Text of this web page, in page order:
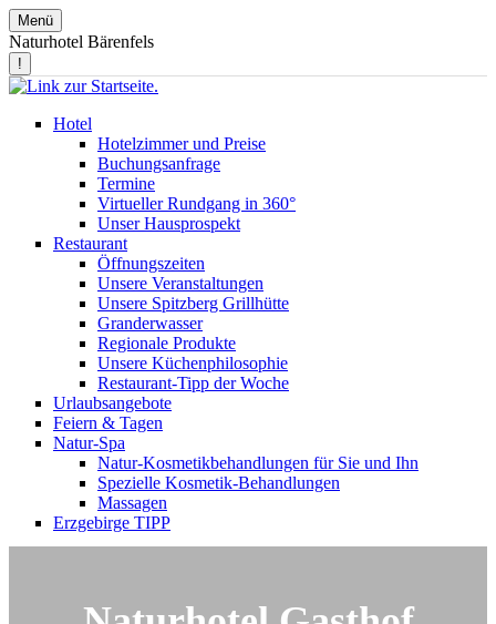
Menü
Naturhotel Bärenfels
!
Hotel
Hotelzimmer und Preise
Buchungsanfrage
Termine
Virtueller Rundgang in 360°
Unser Hausprospekt
Restaurant
Öffnungszeiten
Unsere Veranstaltungen
Unsere Spitzberg Grillhütte
Granderwasser
Regionale Produkte
Unsere Küchenphilosophie
Restaurant-Tipp der Woche
Urlaubsangebote
Feiern & Tagen
Natur-Spa
Natur-Kosmetikbehandlungen für Sie und Ihn
Spezielle Kosmetik-Behandlungen
Massagen
Erzgebirge TIPP